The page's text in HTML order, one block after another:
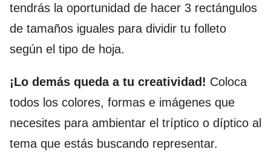
tendrás la oportunidad de hacer 3 rectángulos
de tamaños iguales para dividir tu folleto
según el tipo de hoja.
¡Lo demás queda a tu creatividad! Coloca
todos los colores, formas e imágenes que
necesites para ambientar el tríptico o díptico al
tema que estás buscando representar.